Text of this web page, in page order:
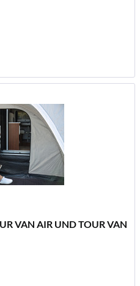
VAN AIR UND TOUR VAN